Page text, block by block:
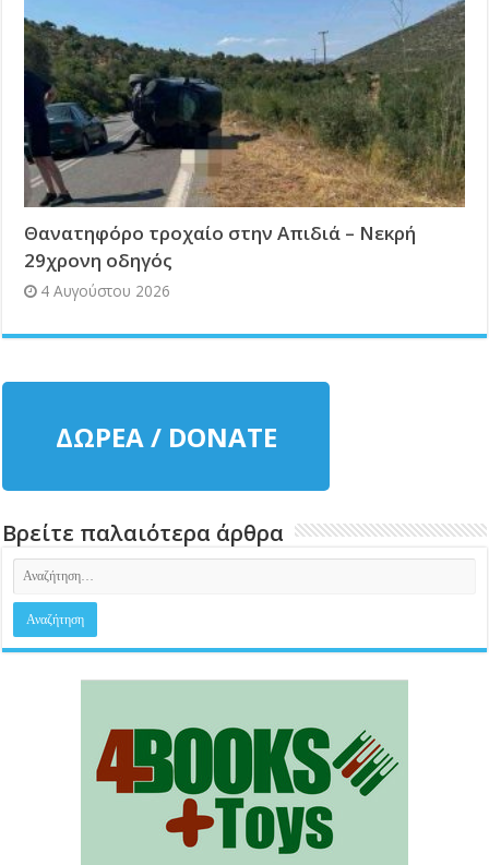
Θανατηφόρο τροχαίο στην Απιδιά – Νεκρή
29χρονη οδηγός
4 Αυγούστου 2026
ΔΩΡΕΑ / DONATE
Βρείτε παλαιότερα άρθρα